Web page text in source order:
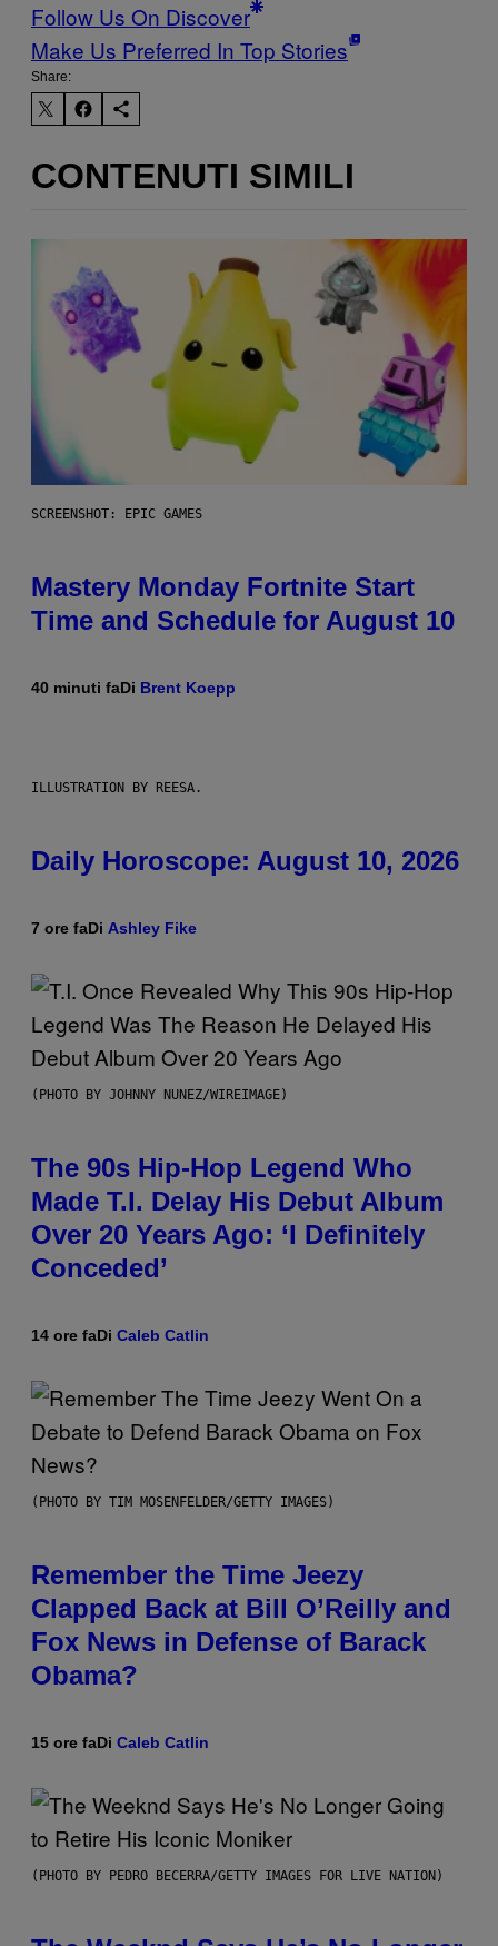
Follow Us On Discover
Make Us Preferred In Top Stories
Share:
CONTENUTI SIMILI
SCREENSHOT: EPIC GAMES
Mastery Monday Fortnite Start
Time and Schedule for August 10
40 minuti faDi Brent Koepp
ILLUSTRATION BY REESA.
Daily Horoscope: August 10, 2026
7 ore faDi Ashley Fike
(PHOTO BY JOHNNY NUNEZ/WIREIMAGE)
The 90s Hip-Hop Legend Who
Made T.I. Delay His Debut Album
Over 20 Years Ago: ‘I Definitely
Conceded’
14 ore faDi Caleb Catlin
(PHOTO BY TIM MOSENFELDER/GETTY IMAGES)
Remember the Time Jeezy
Clapped Back at Bill O’Reilly and
Fox News in Defense of Barack
Obama?
15 ore faDi Caleb Catlin
(PHOTO BY PEDRO BECERRA/GETTY IMAGES FOR LIVE NATION)